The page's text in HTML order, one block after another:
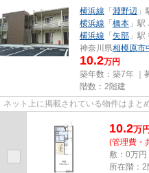
横浜線 「淵野辺
横浜線 「橋本 」
横浜線 「矢部 」
神奈川県相模原市
10.2万円
築年数：築7年 ｜
階数：2階建
ネット上に掲載されている物件はまと
10.2万
(管理費・
敷：0万円
所在階：2